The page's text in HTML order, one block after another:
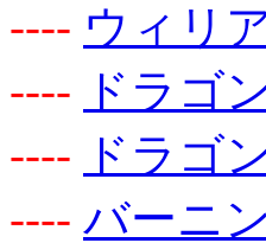
---- ウィリ
---- ドラゴ
---- ドラゴ
---- バーニ